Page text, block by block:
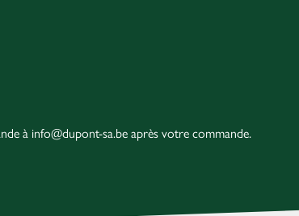
à info@dupont-sa.be après votre commande.